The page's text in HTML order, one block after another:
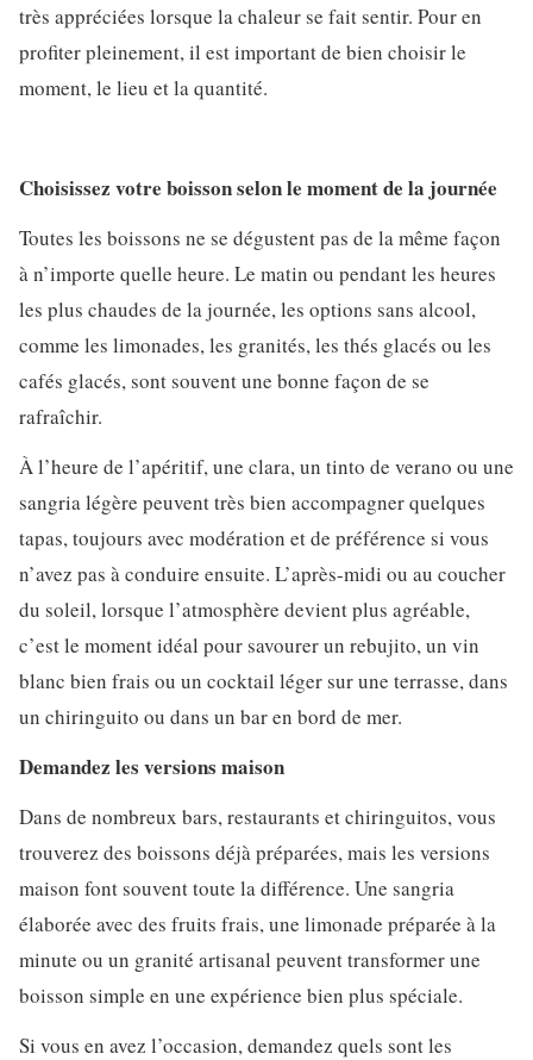
très appréciées lorsque la chaleur se fait sentir. Pour en
profiter pleinement, il est important de bien choisir le
moment, le lieu et la quantité.
Choisissez votre boisson selon le moment de la journée
Toutes les boissons ne se dégustent pas de la même façon
à n’importe quelle heure. Le matin ou pendant les heures
les plus chaudes de la journée, les options sans alcool,
comme les limonades, les granités, les thés glacés ou les
cafés glacés, sont souvent une bonne façon de se
rafraîchir.
À l’heure de l’apéritif, une clara, un tinto de verano ou une
sangria légère peuvent très bien accompagner quelques
tapas, toujours avec modération et de préférence si vous
n’avez pas à conduire ensuite. L’après-midi ou au coucher
du soleil, lorsque l’atmosphère devient plus agréable,
c’est le moment idéal pour savourer un rebujito, un vin
blanc bien frais ou un cocktail léger sur une terrasse, dans
un chiringuito ou dans un bar en bord de mer.
Demandez les versions maison
Dans de nombreux bars, restaurants et chiringuitos, vous
trouverez des boissons déjà préparées, mais les versions
maison font souvent toute la différence. Une sangria
élaborée avec des fruits frais, une limonade préparée à la
minute ou un granité artisanal peuvent transformer une
boisson simple en une expérience bien plus spéciale.
Si vous en avez l’occasion, demandez quels sont les